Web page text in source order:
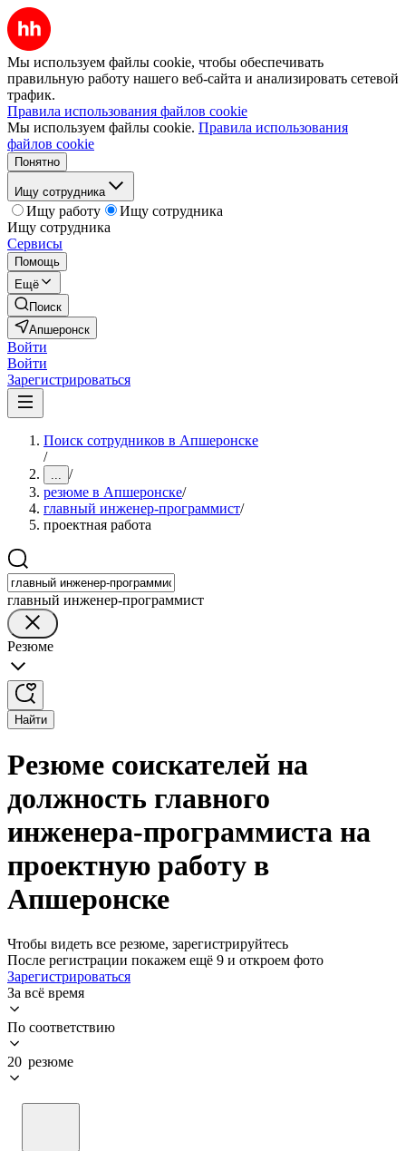
Мы используем файлы cookie, чтобы обеспечивать
правильную работу нашего веб-сайта и анализировать сетевой
трафик.
Правила использования файлов cookie
Мы используем файлы cookie. Правила использования
файлов cookie
Понятно
Ищу сотрудника
Ищу работу
Ищу сотрудника
Ищу сотрудника
Сервисы
Помощь
Ещё
Поиск
Апшеронск
Войти
Войти
Зарегистрироваться
Поиск сотрудников в Апшеронске
/
... /
резюме в Апшеронске/
главный инженер-программист/
проектная работа
главный инженер-программист
Резюме
Найти
Резюме соискателей на
должность главного
инженера-программиста на
проектную работу в
Апшеронске
Чтобы видеть все резюме, зарегистрируйтесь
После регистрации покажем ещё 9 и откроем фото
Зарегистрироваться
За всё время
По соответствию
20 резюме